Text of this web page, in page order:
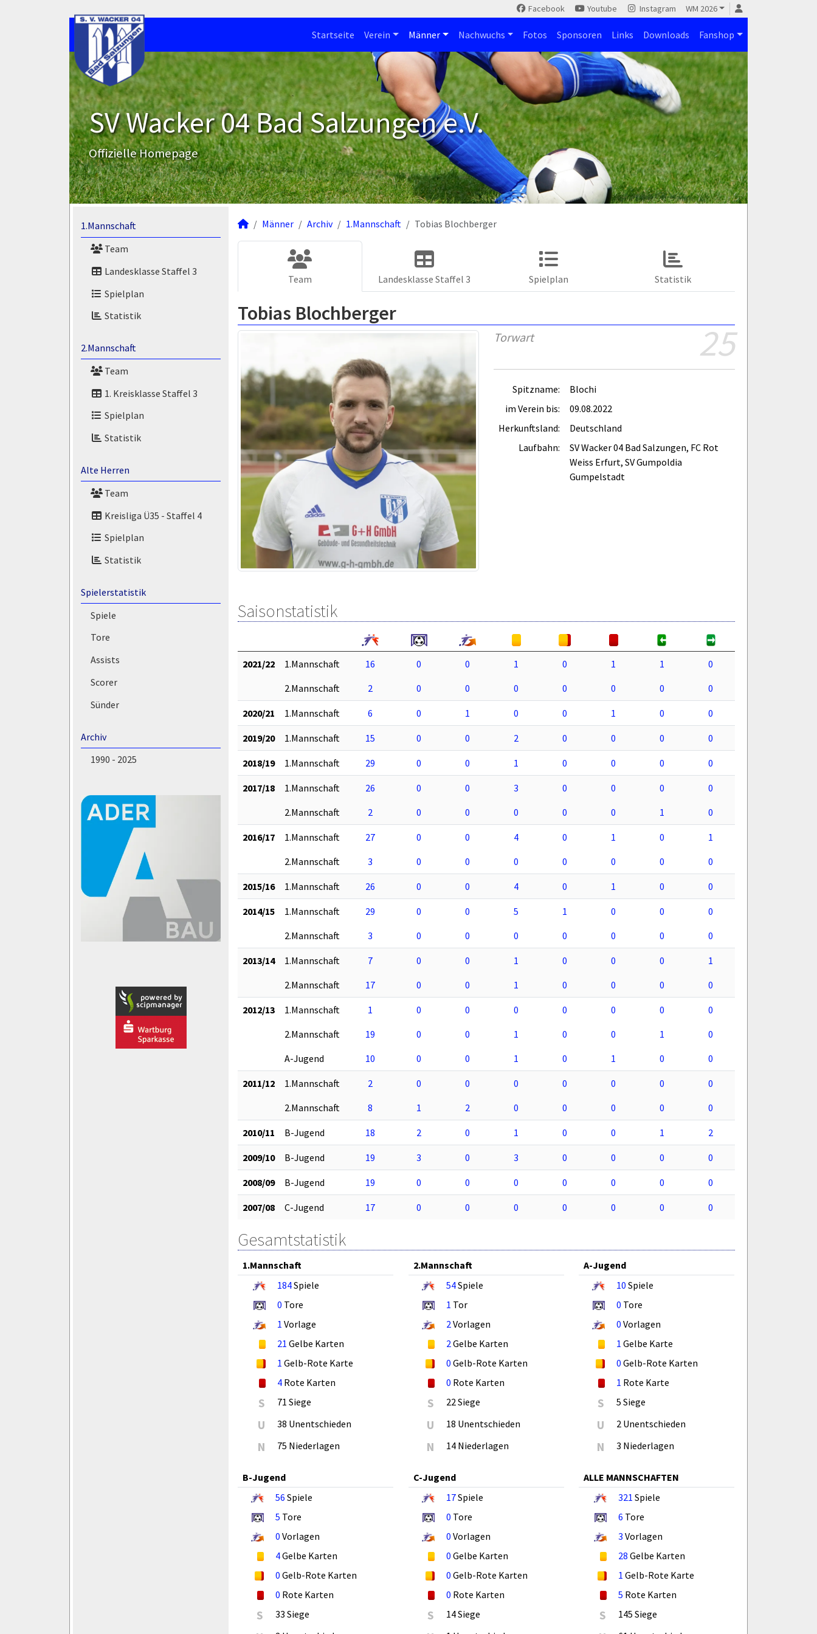
Facebook Youtube Instagram WM 2026
Startseite Verein Männer Nachwuchs Fotos Sponsoren Links Downloads Fanshop
SV Wacker 04 Bad Salzungen e.V.
Offizielle Homepage
1.Mannschaft
Team
Landesklasse Staffel 3
Spielplan
Statistik
2.Mannschaft
Team
1. Kreisklasse Staffel 3
Spielplan
Statistik
Alte Herren
Team
Kreisliga Ü35 - Staffel 4
Spielplan
Statistik
Spielerstatistik
Spiele
Tore
Assists
Scorer
Sünder
Archiv
1990 - 2025
Männer Archiv 1.Mannschaft Tobias Blochberger
Team Landesklasse Staffel 3 Spielplan Statistik
Tobias Blochberger
25
Torwart
Spitzname:
Blochi
im Verein bis:
09.08.2022
Herkunftsland:
Deutschland
Laufbahn:
SV Wacker 04 Bad Salzungen, FC Rot
Weiss Erfurt, SV Gumpoldia
Gumpelstadt
Saisonstatistik
2021/22 1.Mannschaft 16 0 0 1 0 1 1
0
2.Mannschaft
2 0 0 0 0 0 0 0
2020/21 1.Mannschaft 6 0 1 0 0 1 0 0
2019/20 1.Mannschaft 15 0 0 2 0 0 0 0
2018/19 1.Mannschaft 29 0 0 1 0 0 0 0
2017/18 1.Mannschaft 26 0 0 3 0 0 0
0
2.Mannschaft
2 0 0 0 0 0 1 0
2016/17 1.Mannschaft 27 0 0 4 0 1 0
1
2.Mannschaft
3 0 0 0 0 0 0 0
2015/16 1.Mannschaft 26 0 0 4 0 1 0 0
2014/15 1.Mannschaft 29 0 0 5 1 0 0
0
2.Mannschaft
3 0 0 0 0 0 0 0
2013/14 1.Mannschaft 7 0 0 1 0 0 0
1
2.Mannschaft
17 0 0 1 0 0 0 0
2012/13 1.Mannschaft 1 0 0 0 0 0 0
0
2.Mannschaft
19 0 0 1 0 0 1
0
A-Jugend
10 0 0 1 0 1 0 0
2011/12 1.Mannschaft 2 0 0 0 0 0 0
0
2.Mannschaft
8 1 2 0 0 0 0 0
2010/11 B-Jugend 18 2 0 1 0 0 1 2
2009/10 B-Jugend 19 3 0 3 0 0 0 0
2008/09 B-Jugend 19 0 0 0 0 0 0 0
2007/08 C-Jugend 17 0 0 0 0 0 0 0
Gesamtstatistik
1.Mannschaft
184Spiele
0 Tore
1 Vorlage
21 Gelbe Karten
1 Gelb-Rote Karte
4 Rote Karten
S 71 Siege
U 38 Unentschieden
N 75 Niederlagen
2.Mannschaft
54Spiele
1 Tor
2Vorlagen
2Gelbe Karten
0 Gelb-Rote Karten
0 Rote Karten
S 22 Siege
U 18 Unentschieden
N 14 Niederlagen
A-Jugend
10 Spiele
0 Tore
0 Vorlagen
1 Gelbe Karte
0 Gelb-Rote Karten
1 Rote Karte
S 5 Siege
U 2 Unentschieden
N 3 Niederlagen
B-Jugend
56 Spiele
5 Tore
0 Vorlagen
4Gelbe Karten
0 Gelb-Rote Karten
0 Rote Karten
S 33 Siege
C-Jugend
17Spiele
0 Tore
0 Vorlagen
0 Gelbe Karten
0 Gelb-Rote Karten
0 Rote Karten
S 14 Siege
ALLE MANNSCHAFTEN
321 Spiele
6 Tore
3 Vorlagen
28 Gelbe Karten
1 Gelb-Rote Karte
5 Rote Karten
S 145 Siege